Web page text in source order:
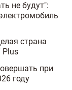
не будут":
страна
Plus
при
году